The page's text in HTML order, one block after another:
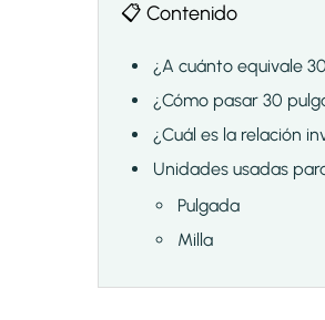
📋 Contenido
¿A cuánto equivale
¿Cómo pasar 30
¿Cuál es la relación
Unidades usadas
Pulgada
Milla